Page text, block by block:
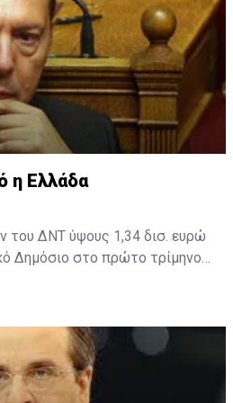
«απέχουν πολύ από την
θα διασφάλιζε πως κάθε
να βγει στην κοινωνία
και με ικανότητες που θα
στον 21ο αιώνα».
η Ελλάδα
του ΔΝΤ ύψους 1,34 δισ. ευρώ
Δημόσιο στο πρώτο τρίμηνο
το συνολικό ύψος των
η Ελλάδα από την Ευρωζώνη
211,8 δισ. ευρώ, έναντι
Δεκεμβρίου 2013. Στο